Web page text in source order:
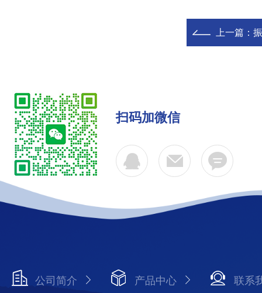
上一篇：
扫码加微信
公司简介 产品中心 联系